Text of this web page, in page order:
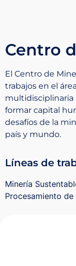
Centros PUCV
Redes y Alianzas
Contáctanos
Centro
El Centro de
trabajos en el
multidisciplinaria
formar capital
desafíos de la
país y mundo.
Líneas de
Minería
Procesamiento de